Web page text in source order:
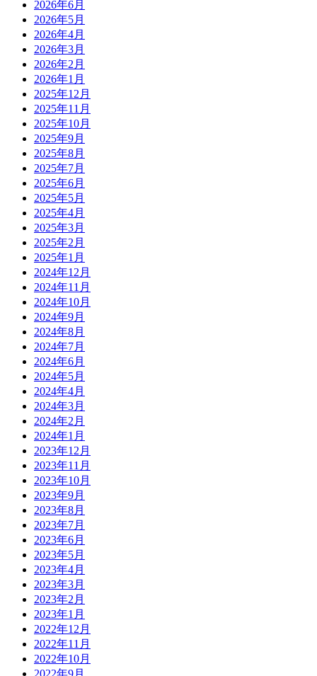
2026年6月
2026年5月
2026年4月
2026年3月
2026年2月
2026年1月
2025年12月
2025年11月
2025年10月
2025年9月
2025年8月
2025年7月
2025年6月
2025年5月
2025年4月
2025年3月
2025年2月
2025年1月
2024年12月
2024年11月
2024年10月
2024年9月
2024年8月
2024年7月
2024年6月
2024年5月
2024年4月
2024年3月
2024年2月
2024年1月
2023年12月
2023年11月
2023年10月
2023年9月
2023年8月
2023年7月
2023年6月
2023年5月
2023年4月
2023年3月
2023年2月
2023年1月
2022年12月
2022年11月
2022年10月
2022年9月